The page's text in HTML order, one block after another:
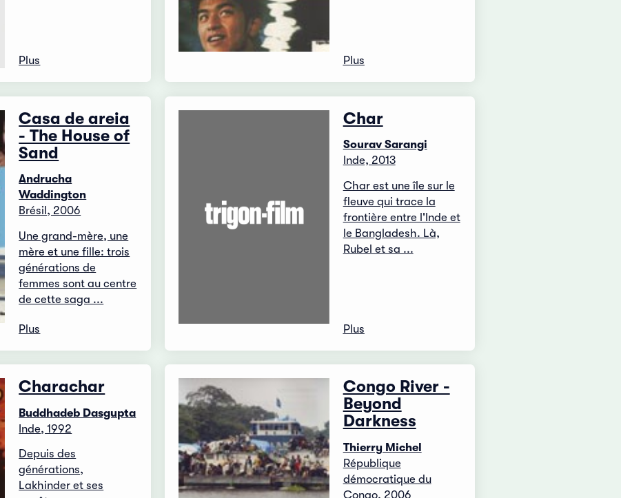
Plus Plus
Casa de areia
- The House of
Sand
Andrucha
Waddington
Brésil, 2006
Une grand-mère, une
mère et une fille: trois
générations de
femmes sont au centre
de cette saga ...
Plus
Char
Sourav Sarangi
Inde, 2013
Char est une île sur le
fleuve qui trace la
frontière entre l'Inde et
le Bangladesh. Là,
Rubel et sa ...
Plus
Charachar
Buddhadeb Dasgupta
Inde, 1992
Depuis des
générations,
Lakhinder et ses
Congo River -
Beyond
Darkness
Thierry Michel
République
démocratique du
Congo, 2006